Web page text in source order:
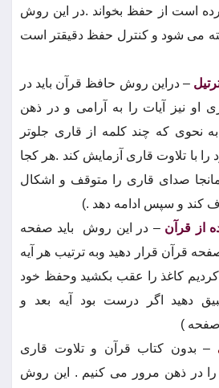
است از حفظ بخواند .در این روش
می شود و کنترل حفظ دقیقتر است
– دراین روش حافظ قرآن باید در
او نیز آیات را به آرامی و در ذهن
به نحوی که چند کلمه از قاری جلوتر
با تلاوت قاری آزمایش کند .هر کجا
صدای قاری را متوقف و اشکال
کند و سپس ادامه دهد .)
از قرآن – در این روش
باید صفحه
قرآن قرار دهید وبه ترتیب هر آیه
کردیم کاغذ را عقب بکشید وحفظ خود
دهید اگر درست بود آیه بعد و
صفحه )
– بدون کتاب قرآن و تلاوت قاری
در ذهن مرور می کنیم . این روش